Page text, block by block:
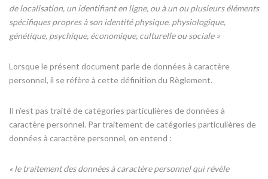
de localisation, un identifiant en ligne, ou à un ou plusieurs éléments
spécifiques propres à son identité physique, physiologique,
génétique, psychique, économique, culturelle ou sociale »
Lorsque le présent document parle de données à caractère
personnel, il se réfère à cette définition du Règlement.
Il n’est pas traité de catégories particulières de données à
caractère personnel. Par traitement de catégories particulières de
données à caractère personnel, on entend :
« le traitement des données à caractère personnel qui révèle